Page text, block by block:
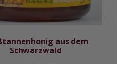
aus dem
Schwarzwald